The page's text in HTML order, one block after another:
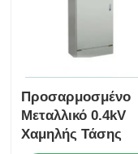
Προσαρμοσμένο
Μεταλλικό 0.4kV
Χαμηλής Τάσης